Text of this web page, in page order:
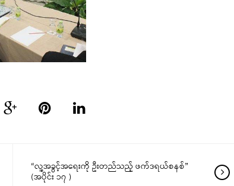
“လူ့အခွင့်အရေးကို ဦးတည်သည့် ဖက်ဒရယ်စနစ်”
(အပိုင်း ၁၇ )